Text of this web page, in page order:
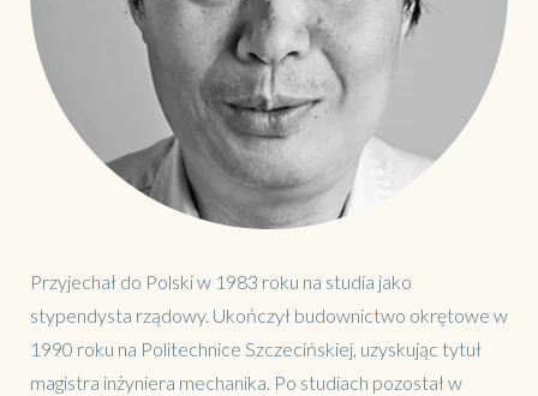
Przyjechał do Polski w 1983 roku na studia jako
stypendysta rządowy. Ukończył budownictwo okrętowe w
1990 roku na Politechnice Szczecińskiej, uzyskując tytuł
magistra inżyniera mechanika. Po studiach pozostał w